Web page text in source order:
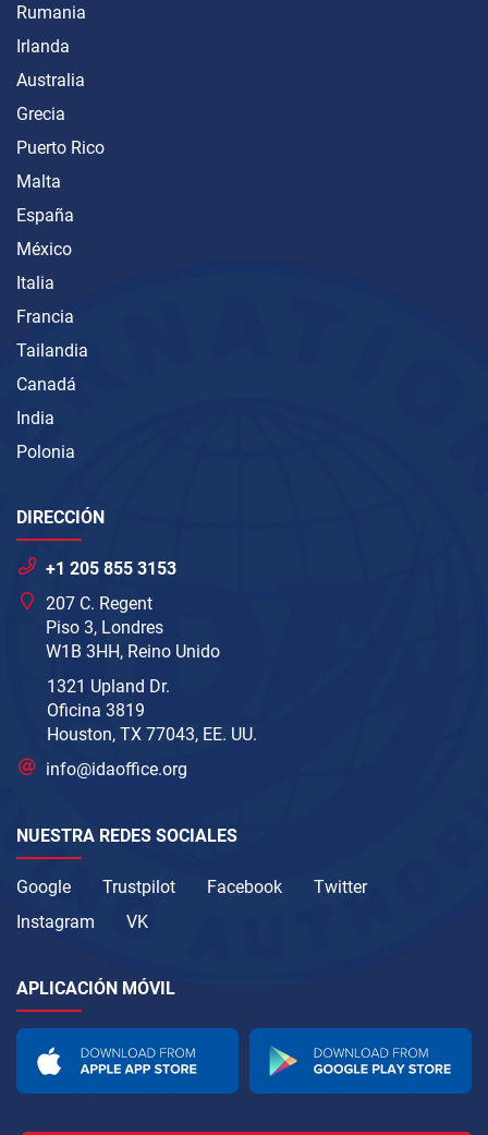
Rumania
Irlanda
Australia
Grecia
Puerto Rico
Malta
España
México
Italia
Francia
Tailandia
Canadá
India
Polonia
DIRECCIÓN
+1 205 855 3153
207 C. Regent
Piso 3, Londres
W1B 3HH, Reino Unido
1321 Upland Dr.
Oficina 3819
Houston, TX 77043, EE. UU.
info@idaoffice.org
NUESTRA REDES SOCIALES
Google Trustpilot Facebook
Twitter
Instagram
VK
APLICACIÓN MÓVIL